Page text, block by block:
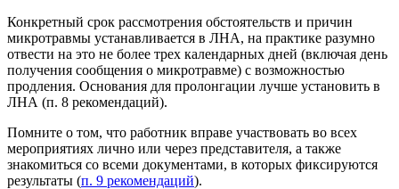
Конкретный срок рассмотрения обстоятельств и причин
микротравмы устанавливается в ЛНА, на практике разумно
отвести на это не более трех календарных дней (включая день
получения сообщения о микротравме) с возможностью
продления. Основания для пролонгации лучше установить в
ЛНА (п. 8 рекомендаций).
Помните о том, что работник вправе участвовать во всех
мероприятиях лично или через представителя, а также
знакомиться со всеми документами, в которых фиксируются
результаты (п. 9 рекомендаций).